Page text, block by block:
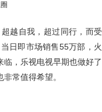
越自我，超过同行，而受
日即市场销售55万部，火
，乐视电视早期也做好了
常值得希望。